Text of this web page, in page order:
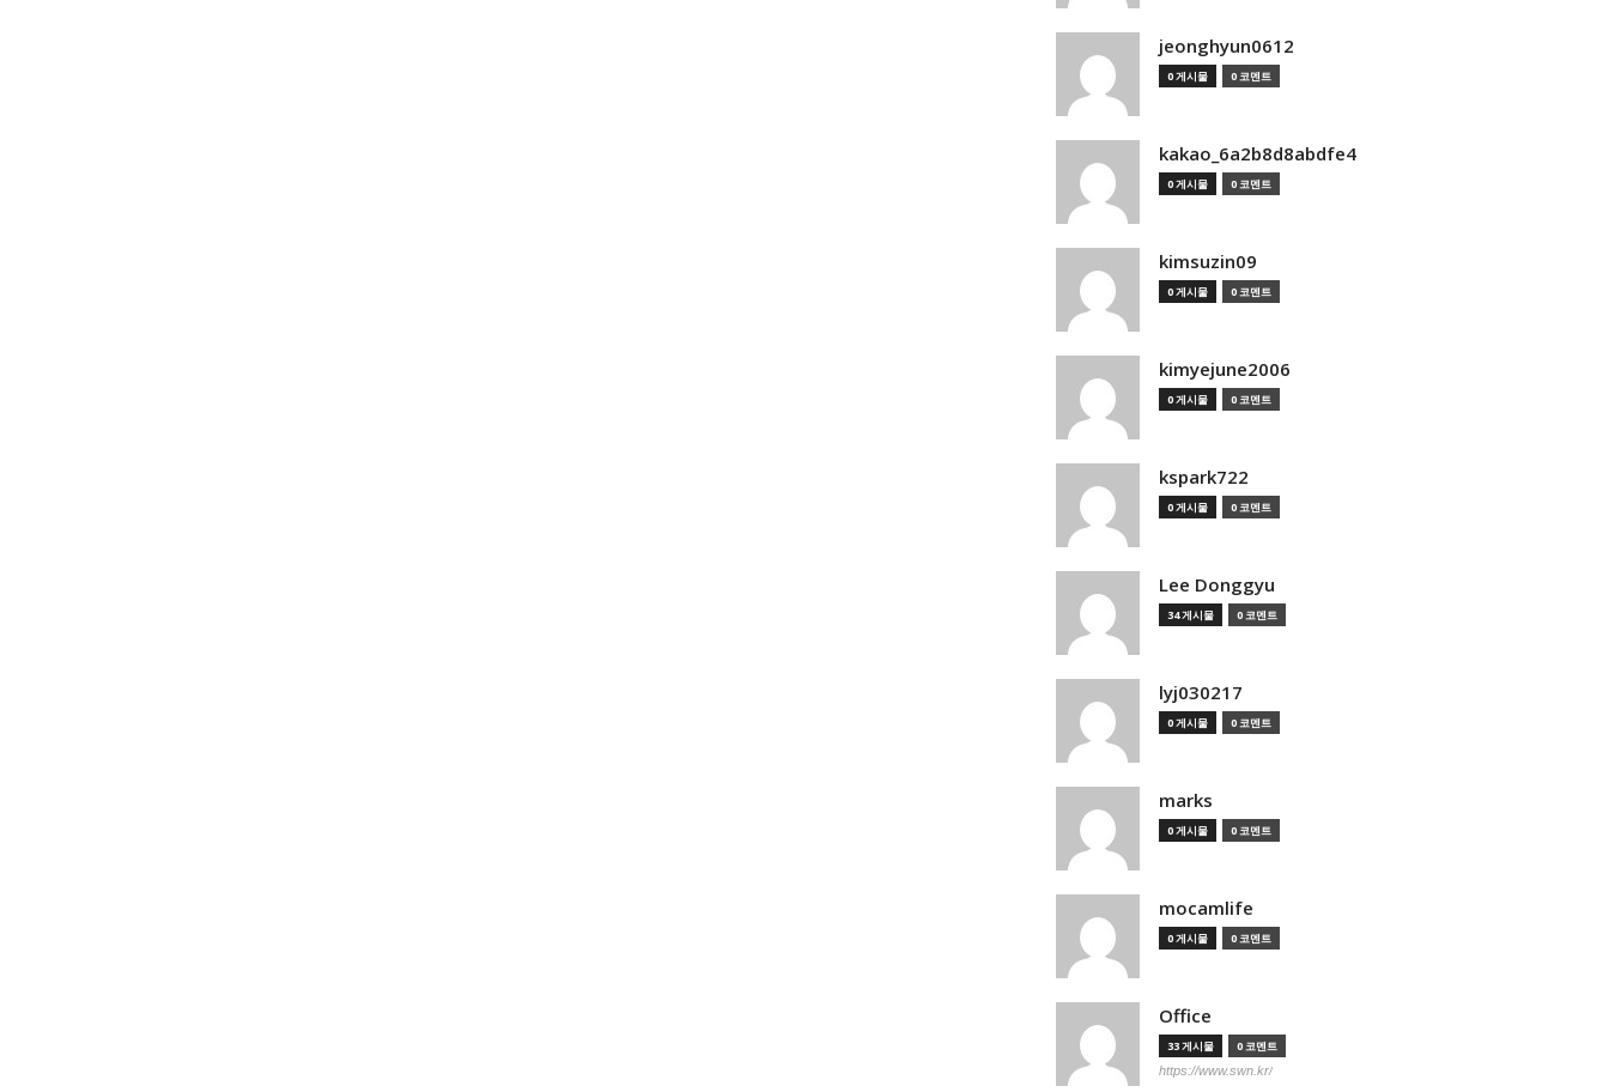
jeonghyun0612
0 게시물 0 코멘트
kakao_6a2b8d8abdfe4
0 게시물 0 코멘트
kimsuzin09
0 게시물 0 코멘트
kimyejune2006
0 게시물 0 코멘트
kspark722
0 게시물 0 코멘트
Lee Donggyu
34 게시물 0 코멘트
lyj030217
0 게시물 0 코멘트
marks
0 게시물 0 코멘트
mocamlife
0 게시물 0 코멘트
Office
33 게시물 0 코멘트
https://www.swn.kr/